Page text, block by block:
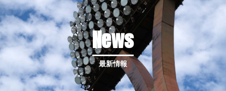
News
最新情報